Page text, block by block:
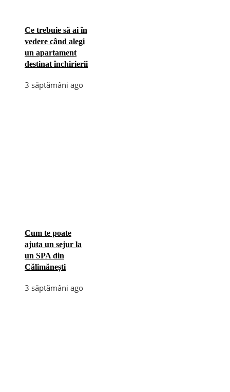
Ce trebuie să ai în
vedere când alegi
un apartament
destinat închirierii
3 săptămâni ago
Cum te poate
ajuta un sejur la
un SPA din
Călimănești
3 săptămâni ago